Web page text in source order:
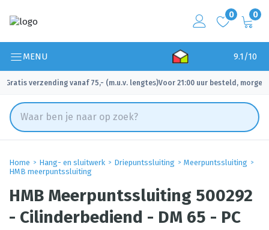
0 0
MENU 9.1/10
Gratis verzending vanaf 75,- (m.u.v. lengtes)
✓ Voor 21:00 uur besteld, morgen
Home Hang- en sluitwerk Driepuntssluiting
Meerpuntssluiting
HMB meerpuntssluiting
HMB Meerpuntssluiting 500292
- Cilinderbediend - DM 65 - PC